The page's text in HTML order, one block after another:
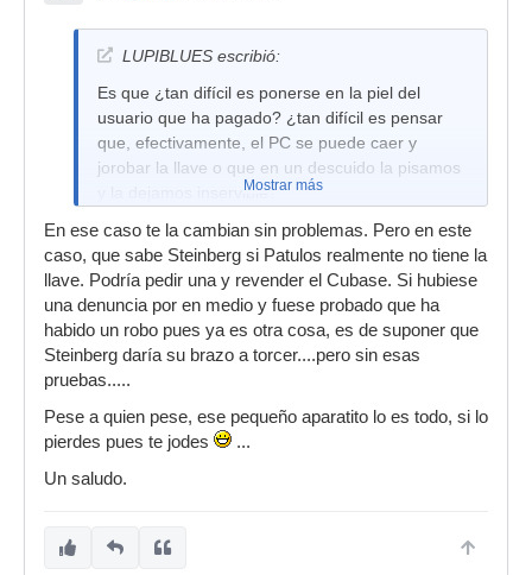
LUPIBLUES escribió:
Es que ¿tan difícil es ponerse en la piel del
usuario que ha pagado? ¿tan difícil es pensar
que, efectivamente, el PC se puede caer y
jorobar la llave o que en un descuido la pisamos
y la dejamos inservible?Mostrar más
En ese caso te la cambian sin problemas. Pero en este
caso, que sabe Steinberg si Patulos realmente no tiene la
llave. Podría pedir una y revender el Cubase. Si hubiese
una denuncia por en medio y fuese probado que ha
habido un robo pues ya es otra cosa, es de suponer que
Steinberg daría su brazo a torcer....pero sin esas
pruebas.....
Pese a quien pese, ese pequeño aparatito lo es todo, si lo
pierdes pues te jodes
...
Un saludo.